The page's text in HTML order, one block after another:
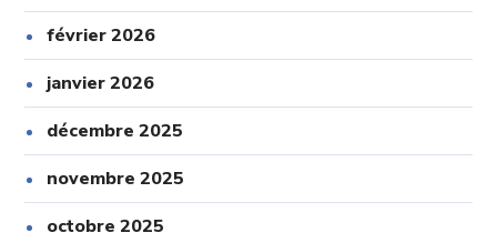
février 2026
janvier 2026
décembre 2025
novembre 2025
octobre 2025